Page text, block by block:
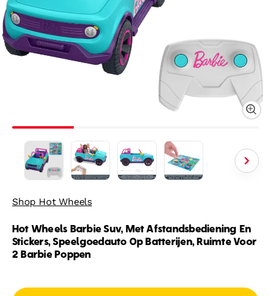
Shop Hot Wheels
Hot Wheels Barbie Suv, Met Afstandsbediening En
Stickers, Speelgoedauto Op Batterijen, Ruimte Voor
2 Barbie Poppen